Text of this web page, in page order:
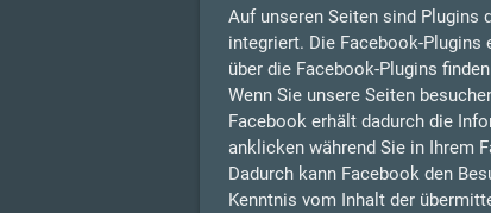
Auf unseren Seiten sind Plugins
integriert. Die Facebook-Plugins
über die Facebook-Plugins
Wenn Sie unsere Seiten
Facebook erhält dadurch die
anklicken während Sie in Ihrem
Dadurch kann Facebook den
Kenntnis vom Inhalt der